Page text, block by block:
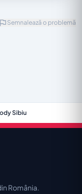
Semnalează o problemă
Sibiu
România.